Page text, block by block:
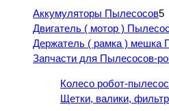
Аккумуляторы Пылесосов5
Двигатель ( мотор )
Держатель ( рамка ) мешка
Запчасти для Пылесосов-
Колесо робот-
Щетки, валики,